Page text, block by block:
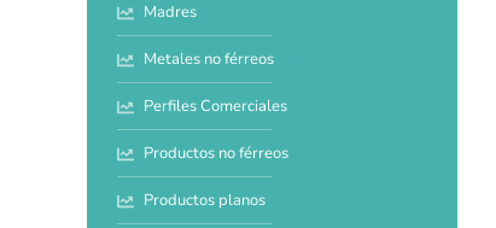
Madres
Metales no férreos
Perfiles Comerciales
Productos no férreos
Productos planos